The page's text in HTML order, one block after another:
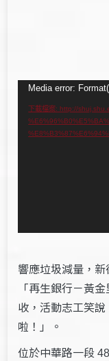
訊
播
Media error:
下載檔案: http://
響應垃圾減量，
「再生銀行－黃
收，活動志工笑
啦！」。
位於中華路一段48